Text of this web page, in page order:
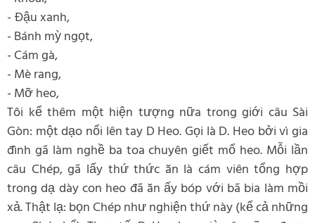
- Đậu xanh,
- Bánh mỳ ngọt,
- Cám gà,
- Mè rang,
- Mỡ heo,
Tôi kể thêm một hiện tượng nữa trong giới câu Sài
Gòn: một dạo nổi lên tay D Heo. Gọi là D. Heo bởi vì gia
đình gã làm nghề ba toa chuyên giết mổ heo. Mỗi lần
câu Chép, gã lấy thứ thức ăn là cám viên tổng hợp
trong dạ dày con heo đã ăn ấy bóp với bã bia làm mồi
xả. Thật lạ: bọn Chép như nghiện thứ này (kể cả những